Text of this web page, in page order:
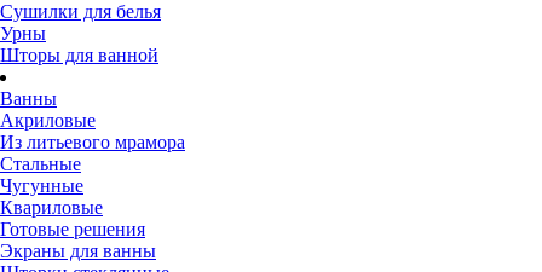
Сушилки для белья
Урны
Шторы для ванной
Ванны
Акриловые
Из литьевого мрамора
Стальные
Чугунные
Квариловые
Готовые решения
Экраны для ванны